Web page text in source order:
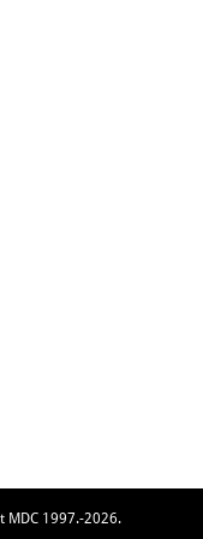
MDC 1997.-2026.